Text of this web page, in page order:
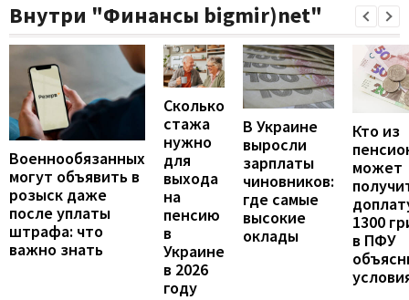
Внутри "Финансы bigmir)net"
Военнообязанных
могут объявить в
розыск даже
после уплаты
штрафа: что
важно знать
Сколько
стажа
нужно
для
выхода
на
пенсию
в
Украине
в 2026
году
В Украине
выросли
зарплаты
чиновников:
где самые
высокие
оклады
Кто из
может
1300
в ПФУ